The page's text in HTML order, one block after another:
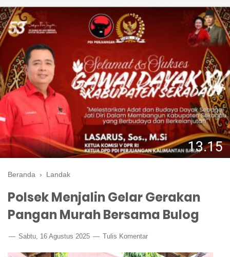
Beranda › Landak
Polsek Menjalin Gelar Gerakan
Pangan Murah Bersama Bulog
Sabtu, 16 Agustus 2025 Tulis Komentar